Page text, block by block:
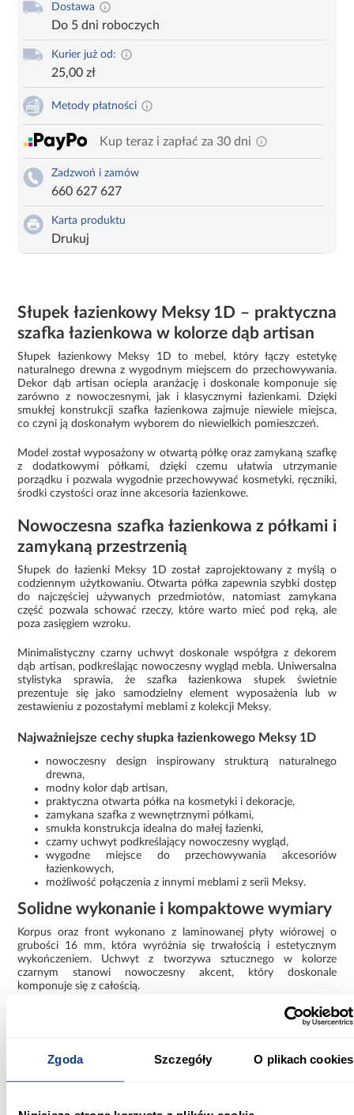
Zgoda Szczegóły O plikach cookies
Dostawa
Do 5 dni roboczych
Kurier już od:
25,00 zł
Metody płatności
Kup teraz i zapłać za 30 dni
Zadzwoń i zamów
660 627 627
Karta produktu
Drukuj
Słupek łazienkowy Meksy 1D – praktyczna
szafka łazienkowa w kolorze dąb artisan
Słupek łazienkowy Meksy 1D to mebel, który łączy estetykę
naturalnego drewna z wygodnym miejscem do przechowywania.
Dekor dąb artisan ociepla aranżację i doskonale komponuje się
zarówno z nowoczesnymi, jak i klasycznymi łazienkami. Dzięki
smukłej konstrukcji szafka łazienkowa zajmuje niewiele miejsca,
co czyni ją doskonałym wyborem do niewielkich pomieszczeń.
Model został wyposażony w otwartą półkę oraz zamykaną szafkę
z dodatkowymi półkami, dzięki czemu ułatwia utrzymanie
porządku i pozwala wygodnie przechowywać kosmetyki, ręczniki,
środki czystości oraz inne akcesoria łazienkowe.
Nowoczesna szafka łazienkowa z półkami i
zamykaną przestrzenią
Słupek do łazienki Meksy 1D został zaprojektowany z myślą o
codziennym użytkowaniu. Otwarta półka zapewnia szybki dostęp
do najczęściej używanych przedmiotów, natomiast zamykana
część pozwala schować rzeczy, które warto mieć pod ręką, ale
poza zasięgiem wzroku.
Minimalistyczny czarny uchwyt doskonale współgra z dekorem
dąb artisan, podkreślając nowoczesny wygląd mebla. Uniwersalna
stylistyka sprawia, że szafka łazienkowa słupek świetnie
prezentuje się jako samodzielny element wyposażenia lub w
zestawieniu z pozostałymi meblami z kolekcji Meksy.
Najważniejsze cechy słupka łazienkowego Meksy 1D
nowoczesny design inspirowany strukturą naturalnego
drewna,
modny kolor dąb artisan,
praktyczna otwarta półka na kosmetyki i dekoracje,
zamykana szafka z wewnętrznymi półkami,
smukła konstrukcja idealna do małej łazienki,
czarny uchwyt podkreślający nowoczesny wygląd,
wygodne miejsce do przechowywania akcesoriów
łazienkowych,
możliwość połączenia z innymi meblami z serii Meksy.
Solidne wykonanie i kompaktowe wymiary
Korpus oraz front wykonano z laminowanej płyty wiórowej o
grubości 16 mm, która wyróżnia się trwałością i estetycznym
wykończeniem. Uchwyt z tworzywa sztucznego w kolorze
czarnym stanowi nowoczesny akcent, który doskonale
komponuje się z całością.
głębokość: 24 cm,
wysokość: 102 cm.